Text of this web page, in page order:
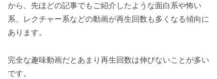
から、先ほどの記事でもご紹介したような面白系や怖い
系、レクチャー系などの動画が再生回数も多くなる傾向に
あります。
完全な趣味動画だとあまり再生回数は伸びないことが多い
です。